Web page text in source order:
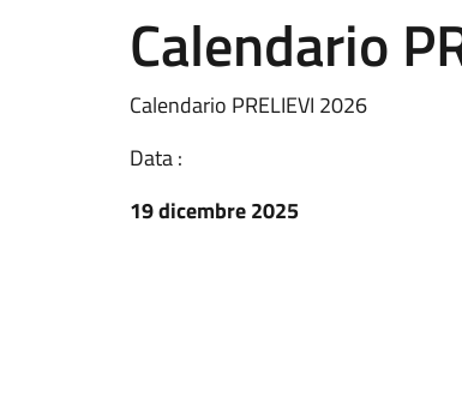
Calendario
Calendario PRELIEVI 2026
Data :
19 dicembre 2025